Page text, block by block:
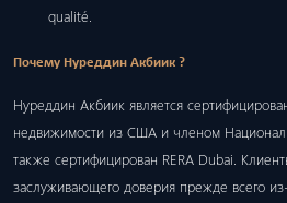
qualité.
Почему Нуреддин Акбиик ?
Нуреддин Акбиик является
недвижимости из США и членом
также сертифицирован RERA Dubai.
заслуживающего доверия прежде всего